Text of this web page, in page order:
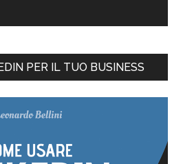
PER IL TUO BUSINESS